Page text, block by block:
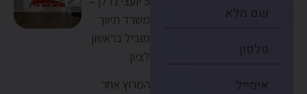
משרד תיווך
מוביל בראשון
לציון.
המרוץ אחר